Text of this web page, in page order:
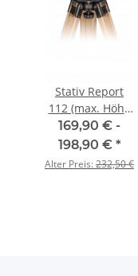
Stativ Report
112 (max. Höhe
88 cm)
169,90 € -
198,90 € *
Alter Preis:232,50 €